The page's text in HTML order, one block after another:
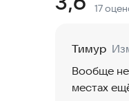
каждым
Игра
17
Тимур
Вообще не
местах